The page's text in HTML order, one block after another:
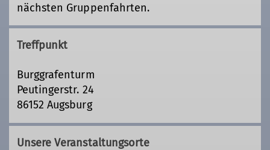
nächsten Gruppenfahrten.
Treffpunkt
Burggrafenturm
Peutingerstr. 24
86152 Augsburg
Unsere Veranstaltungsorte